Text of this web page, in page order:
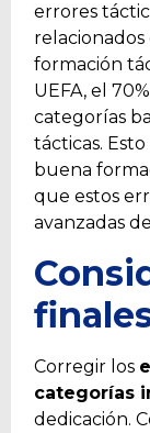
errores
formación
UEFA, el
categorías
tácticas.
buena
que estos
avanzadas
Corregir los
categorías
dedicación.